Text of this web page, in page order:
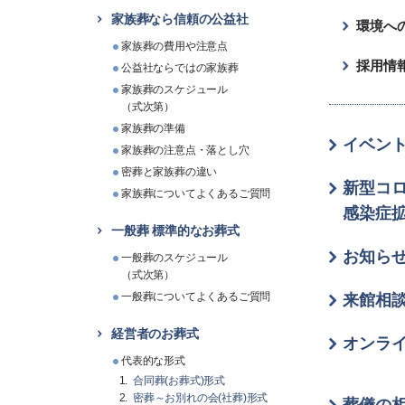
家族葬なら信頼の公益社
家族葬の費用や注意点
公益社ならではの家族葬
家族葬のスケジュール
（式次第）
家族葬の準備
家族葬の注意点・落とし穴
密葬と家族葬の違い
家族葬についてよくあるご質問
一般葬 標準的なお葬式
一般葬のスケジュール
（式次第）
一般葬についてよくあるご質問
経営者のお葬式
代表的な形式
合同葬(お葬式)形式
密葬～お別れの会(社葬)形式
環境へ
採用情
イベン
新型コ
感染症
お知ら
来館相
オンラ